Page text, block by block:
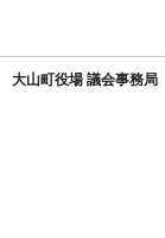
大山町役場 議会事務局